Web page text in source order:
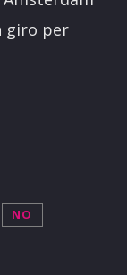
giro per
NO